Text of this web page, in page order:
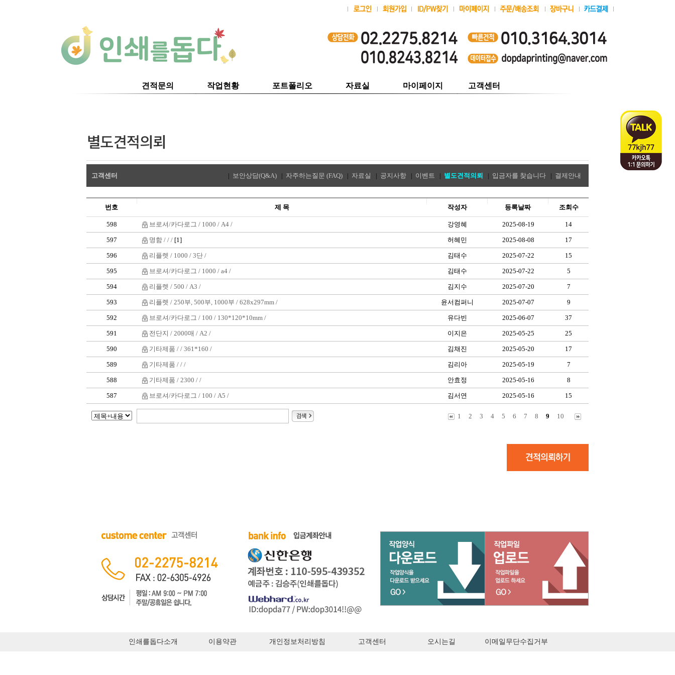
견적문의 작업현황 포트폴리오 자료실 마이페이지 고객센터
고객센터 | 보안상담(Q&A) | 자주하는질문 (FAQ) | 자료실 | 공지사항 | 이벤트 | 별도견적의뢰 | 입금자를 찾습니다 | 결제안내
번호 제 목 작성자 등록날짜 조회수
598 브로셔/카다로그 / 1000 / A4 / 강영혜 2025-08-19 14
597 명함 / / / [1] 허혜민 2025-08-08 17
596 리플렛 / 1000 / 3단 / 김태수 2025-07-22 15
595 브로셔/카다로그 / 1000 / a4 / 김태수 2025-07-22 5
594 리플렛 / 500 / A3 / 김지수 2025-07-20 7
593 리플렛 / 250부, 500부, 1000부 / 628x297mm / 윤서컴퍼니 2025-07-07 9
592 브로셔/카다로그 / 100 / 130*120*10mm / 유다빈 2025-06-07 37
591 전단지 / 2000매 / A2 / 이지은 2025-05-25 25
590 기타제품 / / 361*160 / 김채진 2025-05-20 17
589 기타제품 / / / 김리아 2025-05-19 7
588 기타제품 / 2300 / / 안효정 2025-05-16 8
587 브로셔/카다로그 / 100 / A5 / 김서연 2025-05-16 15
1 2 3 4 5 6 7 8 9 10
인쇄를돕다소개 이용약관 개인정보처리방침 고객센터 오시는길 이메일무단수집거부